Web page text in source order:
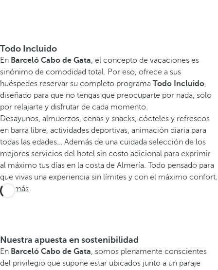
Todo Incluido
En Barceló Cabo de Gata, el concepto de vacaciones es
sinónimo de comodidad total. Por eso, ofrece a sus
huéspedes reservar su completo programa Todo Incluido,
diseñado para que no tengas que preocuparte por nada, solo
por relajarte y disfrutar de cada momento.
Desayunos, almuerzos, cenas y snacks, cócteles y refrescos
en barra libre, actividades deportivas, animación diaria para
todas las edades… Además de una cuidada selección de los
mejores servicios del hotel sin costo adicional para exprimir
al máximo tus días en la costa de Almería. Todo pensado para
que vivas una experiencia sin límites y con el máximo confort.
Ver más
Nuestra apuesta en sostenibilidad
En Barceló Cabo de Gata, somos plenamente conscientes
del privilegio que supone estar ubicados junto a un paraje